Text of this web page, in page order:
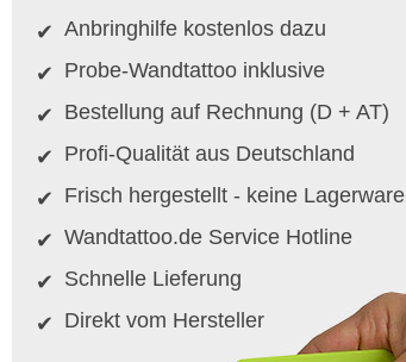
Anbringhilfe kostenlos dazu
Probe-Wandtattoo inklusive
Bestellung auf Rechnung (D + AT)
Profi-Qualität aus Deutschland
Frisch hergestellt - keine Lagerware
Wandtattoo.de Service Hotline
Schnelle Lieferung
Direkt vom Hersteller